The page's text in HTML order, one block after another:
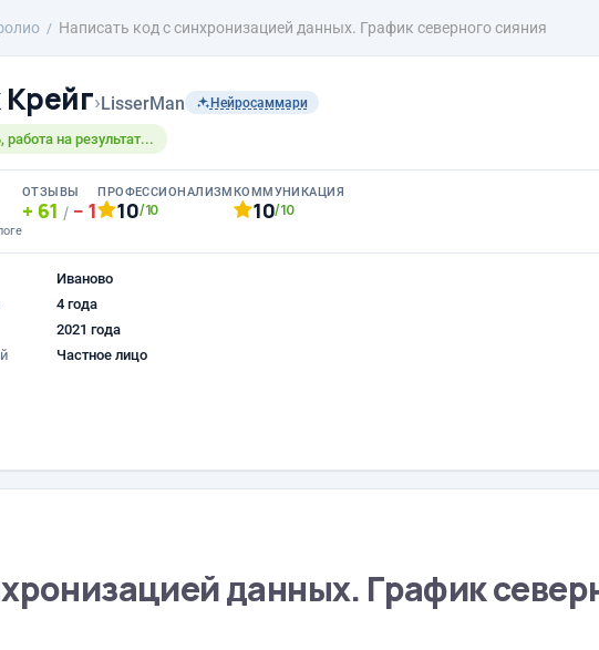
Написать код с синхронизацией данных. График северного сияния
›LisserMan Нейросаммари
работа на результат...
ОТЗЫВЫ
61 / 1
ПРОФЕССИОНАЛИЗМ
10/10
КОММУНИКАЦИЯ
10/10
Иваново
4 года
2021 года
Частное лицо
данных. График